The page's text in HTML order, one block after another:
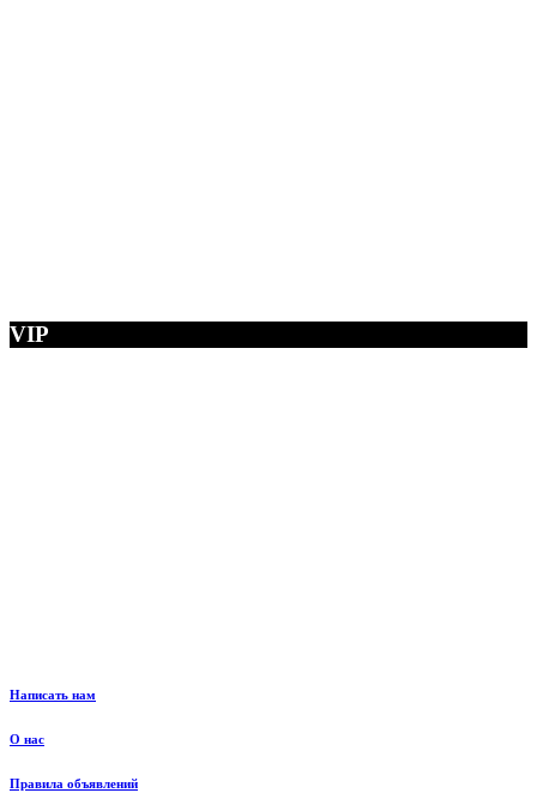
VIP
Написать нам
О нас
Правила объявлений